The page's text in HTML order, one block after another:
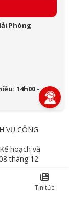
Phòng
14h00 -
VỤ CÔNG
hoạch và
tháng 12
Tin tức